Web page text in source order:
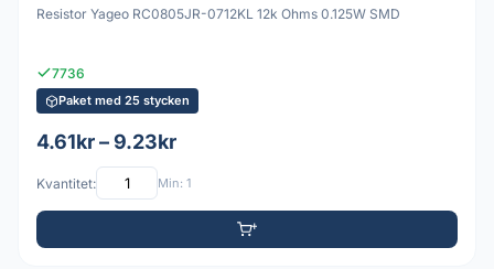
Resistor Yageo RC0805JR-0712KL 12k Ohms 0.125W SMD
7736
Paket med 25 stycken
4.61kr – 9.23kr
Kvantitet: Min: 1